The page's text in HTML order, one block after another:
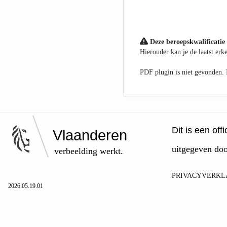
Deze beroepskwalificatie
Hieronder kan je de laatst
PDF plugin is niet gevonden.
Vlaanderen
verbeelding werkt.
Dit is een
uitgegeven
2026.05.19.01